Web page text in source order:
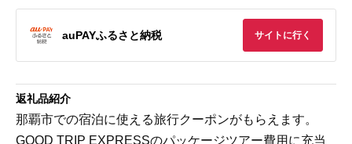
auPAYふるさと納税 サイトに行く
返礼品紹介
那覇市での宿泊に使える旅行クーポンがもらえます。
GOOD TRIP EXPRESSのパッケージツアー費用に充当